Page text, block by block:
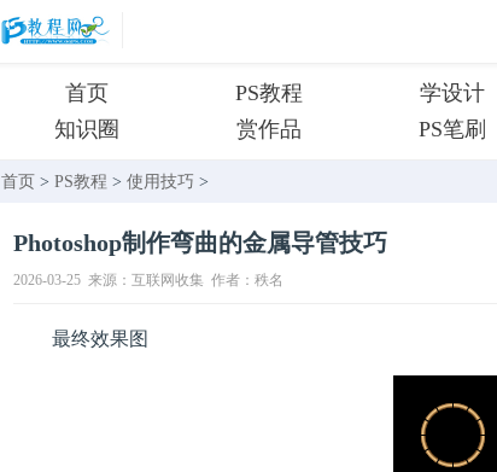
首页 PS教程 学设计
知识圈
赏作品 PS笔刷
首页 > PS教程 > 使用技巧 >
Photoshop制作弯曲的金属导管技巧
2026-03-25 来源：互联网收集 作者：秩名
最终效果图